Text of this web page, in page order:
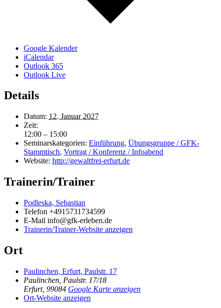
Google Kalender
iCalendar
Outlook 365
Outlook Live
Details
Datum: 12. Januar 2027
Zeit:
12:00 – 15:00
Seminarskategorien: Einführung, Übungsgruppe / GFK-
Stammtisch, Vortrag / Konferenz / Infoabend
Website: http://gewaltfrei-erfurt.de
Trainerin/Trainer
Podleska, Sebastian
Telefon +4915731734599
E-Mail info@gfk-erleben.de
Trainerin/Trainer-Website anzeigen
Ort
Paulinchen, Erfurt, Paulstr. 17
Paulinchen, Paulstr. 17/18
Erfurt, 99084 Google Karte anzeigen
Ort-Website anzeigen